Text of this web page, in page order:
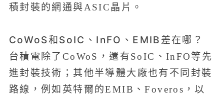
積封裝的網通與ASIC晶片。
CoWoS和SoIC、InFO、EMIB差在哪？
台積電除了CoWoS，還有SoIC、InFO等先
進封裝技術；其他半導體大廠也有不同封裝
路線，例如英特爾的EMIB、Foveros，以